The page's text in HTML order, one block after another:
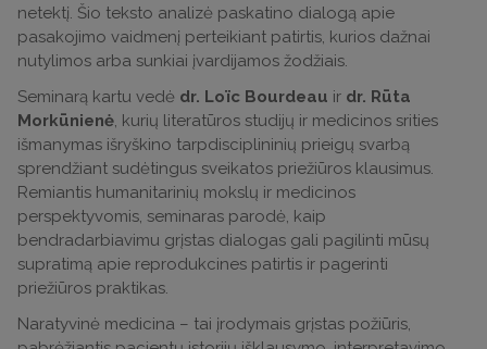
netektį. Šio teksto analizė paskatino dialogą apie
pasakojimo vaidmenį perteikiant patirtis, kurios dažnai
nutylimos arba sunkiai įvardijamos žodžiais.
Seminarą kartu vedė dr. Loïc Bourdeau ir dr. Rūta
Morkūnienė , kurių literatūros studijų ir medicinos srities
išmanymas išryškino tarpdisciplininių prieigų svarbą
sprendžiant sudėtingus sveikatos priežiūros klausimus.
Remiantis humanitarinių mokslų ir medicinos
perspektyvomis, seminaras parodė, kaip
bendradarbiavimu grįstas dialogas gali pagilinti mūsų
supratimą apie reprodukcines patirtis ir pagerinti
priežiūros praktikas.
Naratyvinė medicina – tai įrodymais grįstas požiūris,